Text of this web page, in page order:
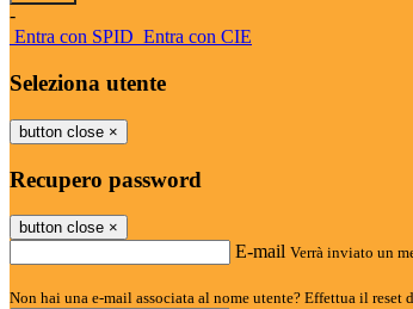
-
Entra con SPID Entra con CIE
Seleziona utente
button close ×
Recupero password
button close ×
E-mail Verrà inviato un
Non hai una e-mail associata al nome utente? Effettua il reset